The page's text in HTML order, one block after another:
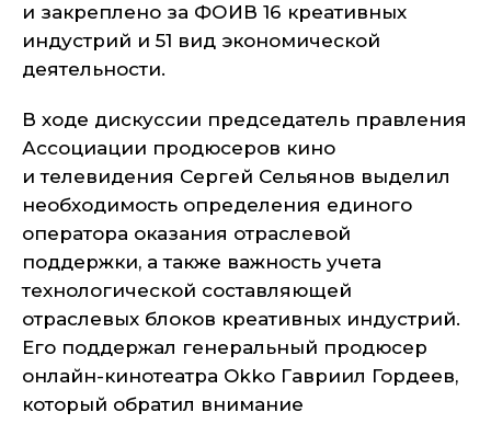
и закреплено за ФОИВ 16 креативных
индустрий и 51 вид экономической
деятельности.
В ходе дискуссии председатель правления
Ассоциации продюсеров кино
и телевидения Сергей Сельянов выделил
необходимость определения единого
оператора оказания отраслевой
поддержки, а также важность учета
технологической составляющей
отраслевых блоков креативных индустрий.
Его поддержал генеральный продюсер
онлайн-кинотеатра Okko Гавриил Гордеев,
который обратил внимание